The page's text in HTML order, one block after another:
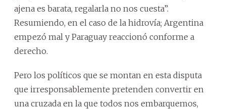
ajena es barata, regalarla no nos cuesta”.
Resumiendo, en el caso de la hidrovía; Argentina
empezó mal y Paraguay reaccionó conforme a
derecho.
Pero los políticos que se montan en esta disputa
que irresponsablemente pretenden convertir en
una cruzada en la que todos nos embarquemos,